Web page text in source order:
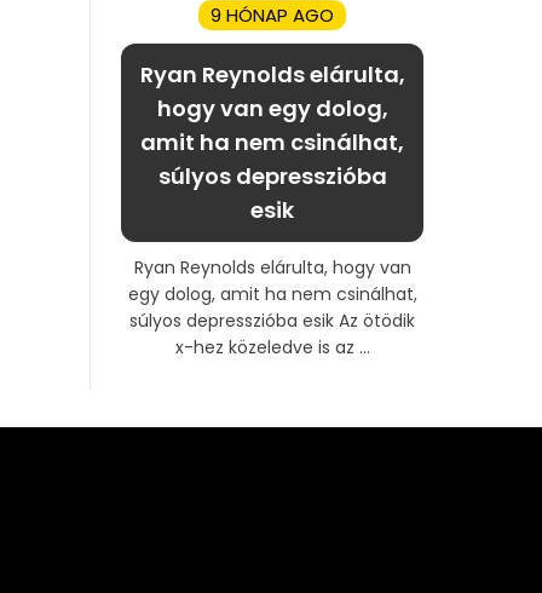
9 HÓNAP AGO
Ryan Reynolds elárulta,
hogy van egy dolog,
amit ha nem csinálhat,
súlyos depresszióba
esik
Ryan Reynolds elárulta, hogy van
egy dolog, amit ha nem csinálhat,
súlyos depresszióba esik Az ötödik
x-hez közeledve is az ...